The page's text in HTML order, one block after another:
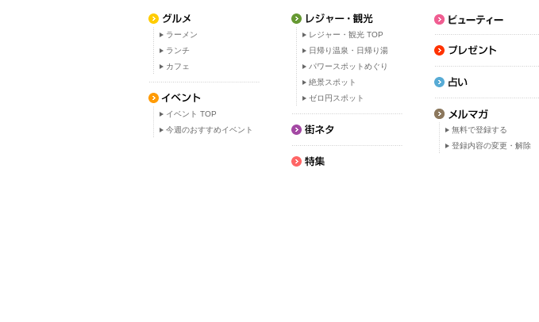
ラーメン
ランチ
カフェ
イベント TOP
今週のおすすめイベント
レジャー・観光 TOP
日帰り温泉・日帰り湯
パワースポットめぐり
絶景スポット
ゼロ円スポット
無料で登録する
登録内容の変更・解除